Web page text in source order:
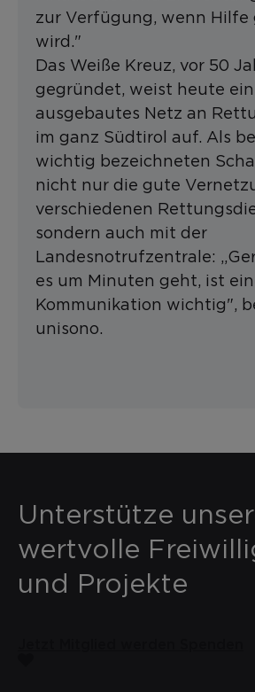
zur Verfügung, wenn Hilfe
wird."
Das Weiße Kreuz, vor 50
gegründet, weist heute
ausgebautes Netz an
im ganz Südtirol auf. Als
wichtig bezeichneten
nicht nur die gute
verschiedenen
sondern auch mit der
Landesnotrufzentrale:
es um Minuten geht, ist
Kommunikation wichtig",
unisono.
Unterstütze
wertvolle
und Projekte